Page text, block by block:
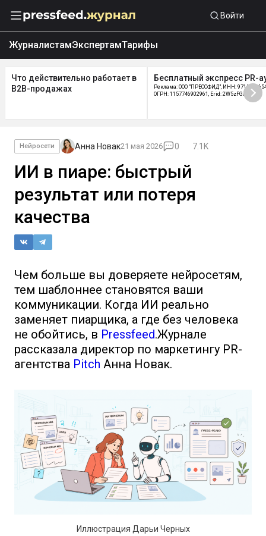
Войти
ЖурналистамЭкспертамТарифы
Что действительно работает в
B2B-продажах
Бесплатный экспресс PR-
Реклама: ООО "ПРЕССФИД", ИНН:
ОГРН: 1157746902961, Erid: 2W5zFGDycPz
Нейросети Анна Новак21 мая 2026 0 7.1K
ИИ в пиаре: быстрый
результат или потеря
качества
Чем больше вы доверяете нейросетям,
тем шаблоннее становятся ваши
коммуникации. Когда ИИ реально
заменяет пиарщика, а где без человека
не обойтись, в Pressfeed.Журнале
рассказала директор по маркетингу PR-
агентства Pitch Анна Новак.
Иллюстрация Дарьи Черных